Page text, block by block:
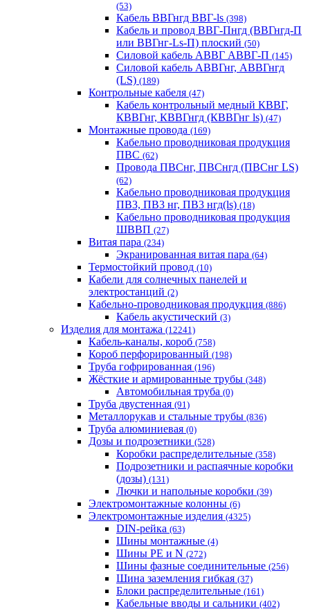
(53)
Кабель ВВГнгд ВВГ-ls (398)
Кабель и провод ВВГ-Пнгд (ВВГнгд-П
или ВВГнг-Ls-П) плоский (50)
Силовой кабель АВВГ АВВГ-П (145)
Силовой кабель АВВГнг, АВВГнгд
(LS) (189)
Контрольные кабеля (47)
Кабель контрольный медный КВВГ,
КВВГнг, КВВГнгд (КВВГнг ls) (47)
Монтажные провода (169)
Кабельно проводниковая продукция
ПВС (62)
Провода ПВСнг, ПВСнгд (ПВСнг LS)
(62)
Кабельно проводниковая продукция
ПВ3, ПВ3 нг, ПВ3 нгд(ls) (18)
Кабельно проводниковая продукция
ШВВП (27)
Витая пара (234)
Экранированная витая пара (64)
Термостойкий провод (10)
Кабели для солнечных панелей и
электростанций (2)
Кабельно-проводниковая продукция (886)
Кабель акустический (3)
Изделия для монтажа (12241)
Кабель-каналы, короб (758)
Короб перфорированный (198)
Труба гофрированная (196)
Жёсткие и армированные трубы (348)
Автомобильная труба (0)
Труба двустенная (91)
Металлорукав и стальные трубы (836)
Труба алюминиевая (0)
Дозы и подрозетники (528)
Коробки распределительные (358)
Подрозетники и распаячные коробки
(дозы) (131)
Лючки и напольные коробки (39)
Электромонтажные колонны (6)
Электромонтажные изделия (4325)
DIN-рейка (63)
Шины монтажные (4)
Шины PE и N (272)
Шины фазные соединительные (256)
Шина заземления гибкая (37)
Блоки распределительные (161)
Кабельные вводы и сальники (402)